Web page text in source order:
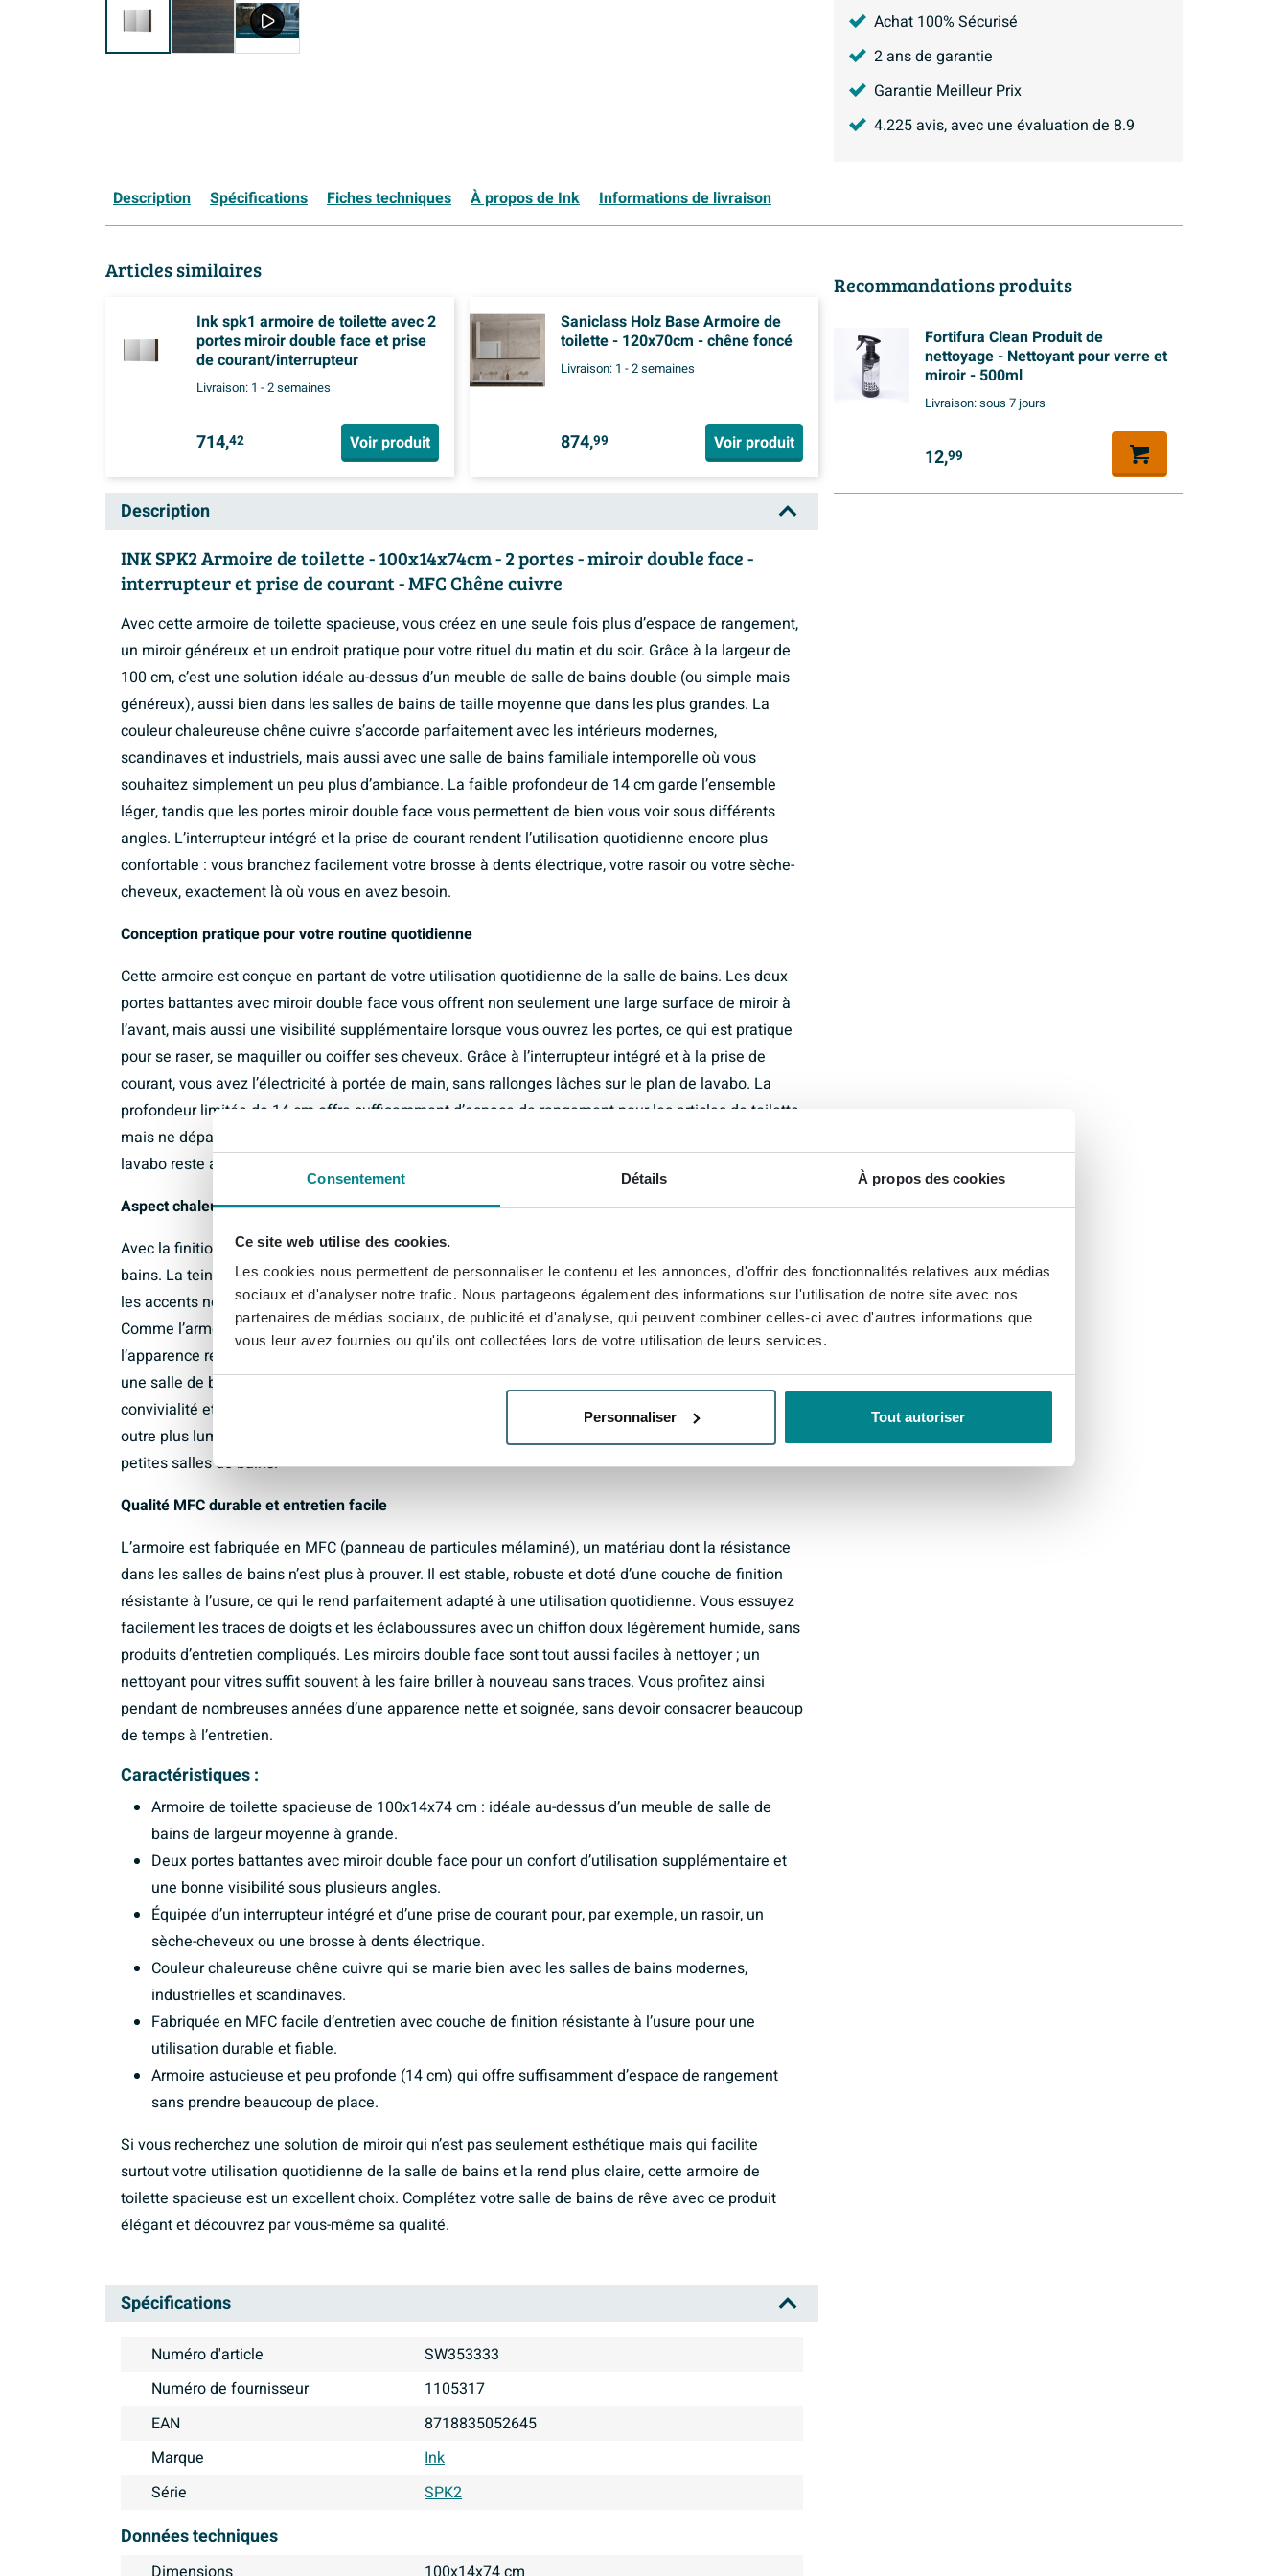
Consentement Détails À propos des cookies
Ce site web utilise des cookies.
Les cookies nous permettent de personnaliser le contenu et les annonces, d'offrir des fonctionnalités relatives aux médias
sociaux et d'analyser notre trafic. Nous partageons également des informations sur l'utilisation de notre site avec nos
partenaires de médias sociaux, de publicité et d'analyse, qui peuvent combiner celles-ci avec d'autres informations que
vous leur avez fournies ou qu'ils ont collectées lors de votre utilisation de leurs services.
Personnaliser Tout autoriser
Achat 100% Sécurisé
2 ans de garantie
Garantie Meilleur Prix
4.225avis, avec une évaluation de 8.9
Description Spécifications Fiches techniques À propos de Ink Informations de livraison
Articles similaires
Ink spk1 armoire de toilette avec 2
portes miroir double face et prise
de courant/interrupteur
Livraison: 1 - 2 semaines
714,42 Voir produit
Saniclass Holz Base Armoire de
toilette - 120x70cm - chêne foncé
Livraison: 1 - 2 semaines
874,99 Voir produit
Description
INK SPK2 Armoire de toilette - 100x14x74cm - 2 portes - miroir double face -
interrupteur et prise de courant - MFC Chêne cuivre
Avec cette armoire de toilette spacieuse, vous créez en une seule fois plus d’espace de rangement,
un miroir généreux et un endroit pratique pour votre rituel du matin et du soir. Grâce à la largeur de
100 cm, c’est une solution idéale au-dessus d’un meuble de salle de bains double (ou simple mais
généreux), aussi bien dans les salles de bains de taille moyenne que dans les plus grandes. La
couleur chaleureuse chêne cuivre s’accorde parfaitement avec les intérieurs modernes,
scandinaves et industriels, mais aussi avec une salle de bains familiale intemporelle où vous
souhaitez simplement un peu plus d’ambiance. La faible profondeur de 14 cm garde l’ensemble
léger, tandis que les portes miroir double face vous permettent de bien vous voir sous différents
angles. L’interrupteur intégré et la prise de courant rendent l’utilisation quotidienne encore plus
confortable : vous branchez facilement votre brosse à dents électrique, votre rasoir ou votre sèche-
cheveux, exactement là où vous en avez besoin.
Conception pratique pour votre routine quotidienne
Cette armoire est conçue en partant de votre utilisation quotidienne de la salle de bains. Les deux
portes battantes avec miroir double face vous offrent non seulement une large surface de miroir à
l’avant, mais aussi une visibilité supplémentaire lorsque vous ouvrez les portes, ce qui est pratique
pour se raser, se maquiller ou coiffer ses cheveux. Grâce à l’interrupteur intégré et à la prise de
courant, vous avez l’électricité à portée de main, sans rallonges lâches sur le plan de lavabo. La
profondeur limitée de 14 cm offre suffisamment d’espace de rangement pour les articles de toilette,
mais ne dépasse pas inutilement dans la pièce, de sorte que l’espace de circulation devant le
lavabo reste agréable. Vous combinez ainsi confort d’utilisation et salle de bains rangée et sereine.
Aspect chaleureux chêne cuivre pour une salle de bains pleine d’ambiance
Avec la finition chêne cuivre, vous ajoutez une touche chaleureuse et naturelle à votre salle de
bains. La teinte bois se marie à merveille avec les vasques blanches, les carreaux effet béton ou
les accents noirs, et crée immédiatement une atmosphère plus luxueuse et plus « meuble ».
Comme l’armoire est réalisée dans une forme rectangulaire épurée, sans fioritures superflues,
l’apparence reste sobre et moderne. Cela en fait un choix flexible : elle s’intègre aussi bien dans
une salle de bains design minimaliste que dans une salle de bains familiale chaleureuse où
convivialité et chaleur sont importantes. Grâce aux grandes surfaces de miroir, la pièce paraît en
outre plus lumineuse et plus spacieuse, ce qui peut faire une grande différence surtout dans les
petites salles de bains.
Qualité MFC durable et entretien facile
L’armoire est fabriquée en MFC (panneau de particules mélaminé), un matériau dont la résistance
dans les salles de bains n’est plus à prouver. Il est stable, robuste et doté d’une couche de finition
résistante à l’usure, ce qui le rend parfaitement adapté à une utilisation quotidienne. Vous essuyez
facilement les traces de doigts et les éclaboussures avec un chiffon doux légèrement humide, sans
produits d’entretien compliqués. Les miroirs double face sont tout aussi faciles à nettoyer ; un
nettoyant pour vitres suffit souvent à les faire briller à nouveau sans traces. Vous profitez ainsi
pendant de nombreuses années d’une apparence nette et soignée, sans devoir consacrer beaucoup
de temps à l’entretien.
Caractéristiques :
Armoire de toilette spacieuse de 100x14x74 cm : idéale au-dessus d’un meuble de salle de
bains de largeur moyenne à grande.
Deux portes battantes avec miroir double face pour un confort d’utilisation supplémentaire et
une bonne visibilité sous plusieurs angles.
Équipée d’un interrupteur intégré et d’une prise de courant pour, par exemple, un rasoir, un
sèche-cheveux ou une brosse à dents électrique.
Couleur chaleureuse chêne cuivre qui se marie bien avec les salles de bains modernes,
industrielles et scandinaves.
Fabriquée en MFC facile d’entretien avec couche de finition résistante à l’usure pour une
utilisation durable et fiable.
Armoire astucieuse et peu profonde (14 cm) qui offre suffisamment d’espace de rangement
sans prendre beaucoup de place.
Si vous recherchez une solution de miroir qui n’est pas seulement esthétique mais qui facilite
surtout votre utilisation quotidienne de la salle de bains et la rend plus claire, cette armoire de
toilette spacieuse est un excellent choix. Complétez votre salle de bains de rêve avec ce produit
élégant et découvrez par vous-même sa qualité.
Spécifications
Numéro d'article
SW353333
Numéro de fournisseur
1105317
EAN
8718835052645
Marque
Ink
Série
SPK2
Données techniques
Recommandations produits
Fortifura Clean Produit de
nettoyage - Nettoyant pour verre et
miroir - 500ml
Livraison:sous 7 jours
12,99